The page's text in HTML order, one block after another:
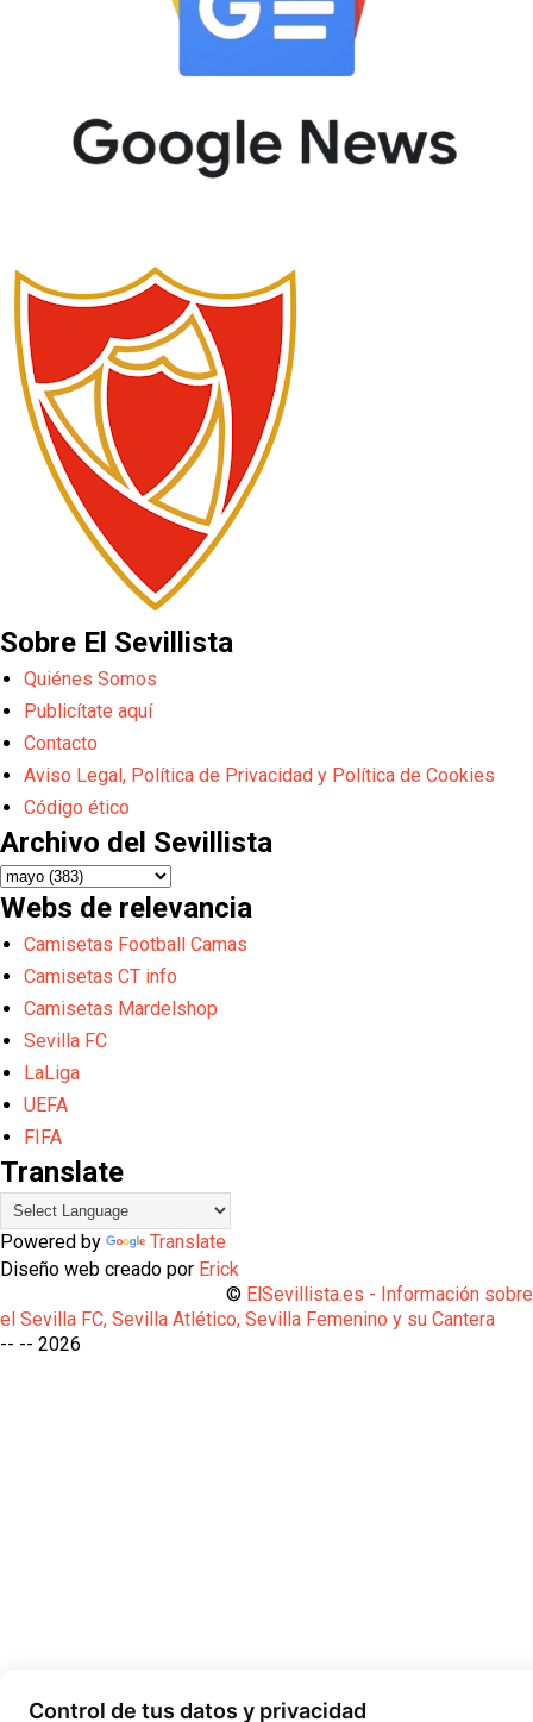
Sobre El Sevillista
Quiénes Somos
Publicítate aquí
Contacto
Aviso Legal, Política de Privacidad y Política de Cookies
Código ético
Archivo del Sevillista
Webs de relevancia
Camisetas Football Camas
Camisetas CT info
Camisetas Mardelshop
Sevilla FC
LaLiga
UEFA
FIFA
Translate
Powered by
Translate
Diseño web creado por Erick
© ElSevillista.es - Información sobre
el Sevilla FC, Sevilla Atlético, Sevilla Femenino y su Cantera
-- --
Control de tus datos y privacidad
2026